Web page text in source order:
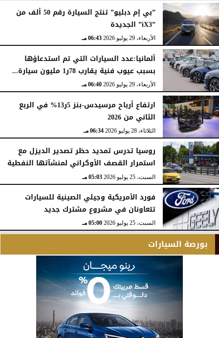
”بي إم دبليو” تنتج السيارة رقم 50 ألف من
”iX3” الجديدة
الأربعاء، 29 يوليو 2026 06:43 مـ
ألمانيا:عدد السيارات التي تم استدعاؤها
بسبب عيوب فنية يقارب 78ر1 مليون سيارة...
الأربعاء، 29 يوليو 2026 06:40 مـ
ارتفاع أرباح مرسيدس-بنز 5ر13% في الربع
الثاني من 2026
الثلاثاء، 28 يوليو 2026 06:34 مـ
روسيا تدرس تمديد حظر تصدير الديزل مع
استمرار القصف الأوكراني لمنشآتها النفطية
السبت، 25 يوليو 2026 05:03 مـ
فورد الأمريكية وجيلي الصينية للسيارات
تتعاونان في مشروع مشترك جديد
السبت، 25 يوليو 2026 05:00 مـ
بورصة السيارات